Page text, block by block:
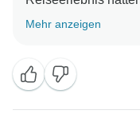
Bungee bis zur
unvergesslich
Ihr Feedback zu
die verschiedenen
Mehr anzeigen